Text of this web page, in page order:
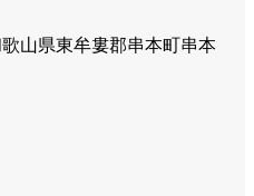
歌山県東牟婁郡串本町串本